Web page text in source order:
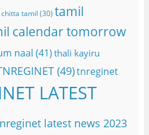
tamil (30) tamil
calendar tomorrow
naal (41) thali kayiru
(49)tnreginet
LATEST
latest news 2023